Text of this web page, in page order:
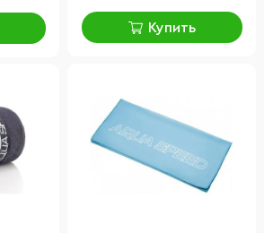
Купить